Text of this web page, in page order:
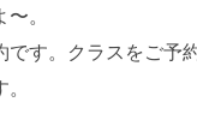
。
です。クラスをご予